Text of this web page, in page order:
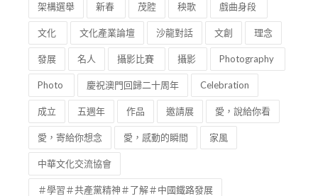
架構選舉 新春 茂腔 秧歌 戲曲身段
文化 文化產業論壇 沙龍對話 文創 理念
發展 名人 攝影比賽 攝影 Photography
Photo 慶祝澳門回歸二十周年 Celebration
成立 五週年 作品 邀請展 愛，說給你看
愛，寄給你想念 愛，感動的瞬間 家風
中華文化交流協會
＃學習＃共產黨精神＃了解＃中國鐵路發展